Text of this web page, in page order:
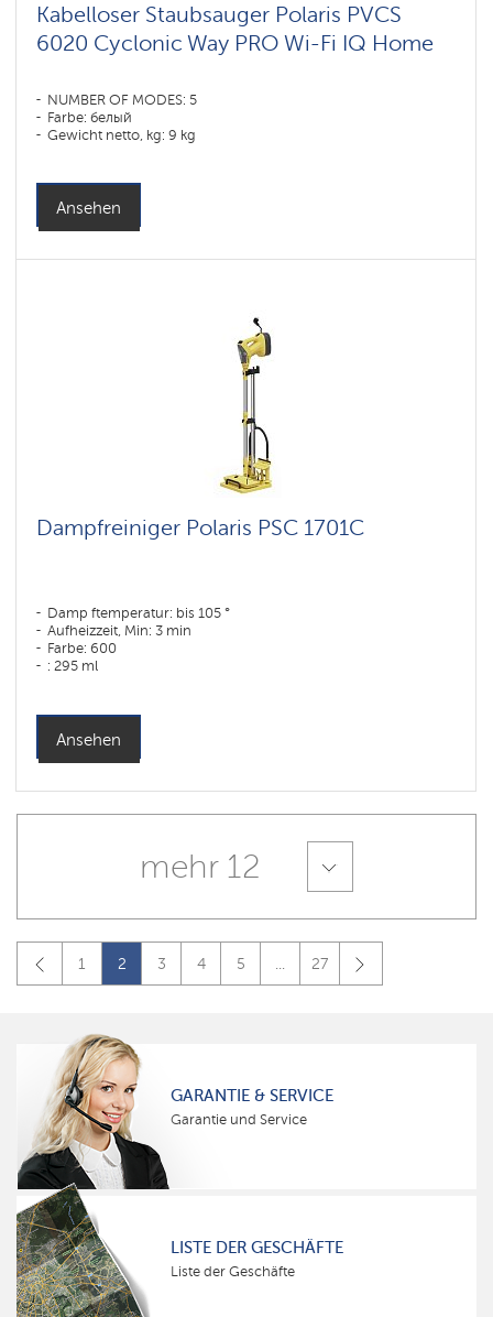
Kabelloser Staubsauger Polaris PVCS
6020 Cyclonic Way PRO Wi-Fi IQ Home
NUMBER OF MODES: 5
Farbe: белый
Gewicht netto, kg: 9 kg
Ansehen
Dampfreiniger Polaris PSC 1701C
Damp ftemperatur: bis 105 °
Aufheizzeit, Min: 3 min
Farbe: 600
: 295 ml
Ansehen
mehr 12
1 2 3 4 5 ... 27
GARANTIE & SERVICE
Garantie und Service
LISTE DER GESCHÄFTE
Liste der Geschäfte